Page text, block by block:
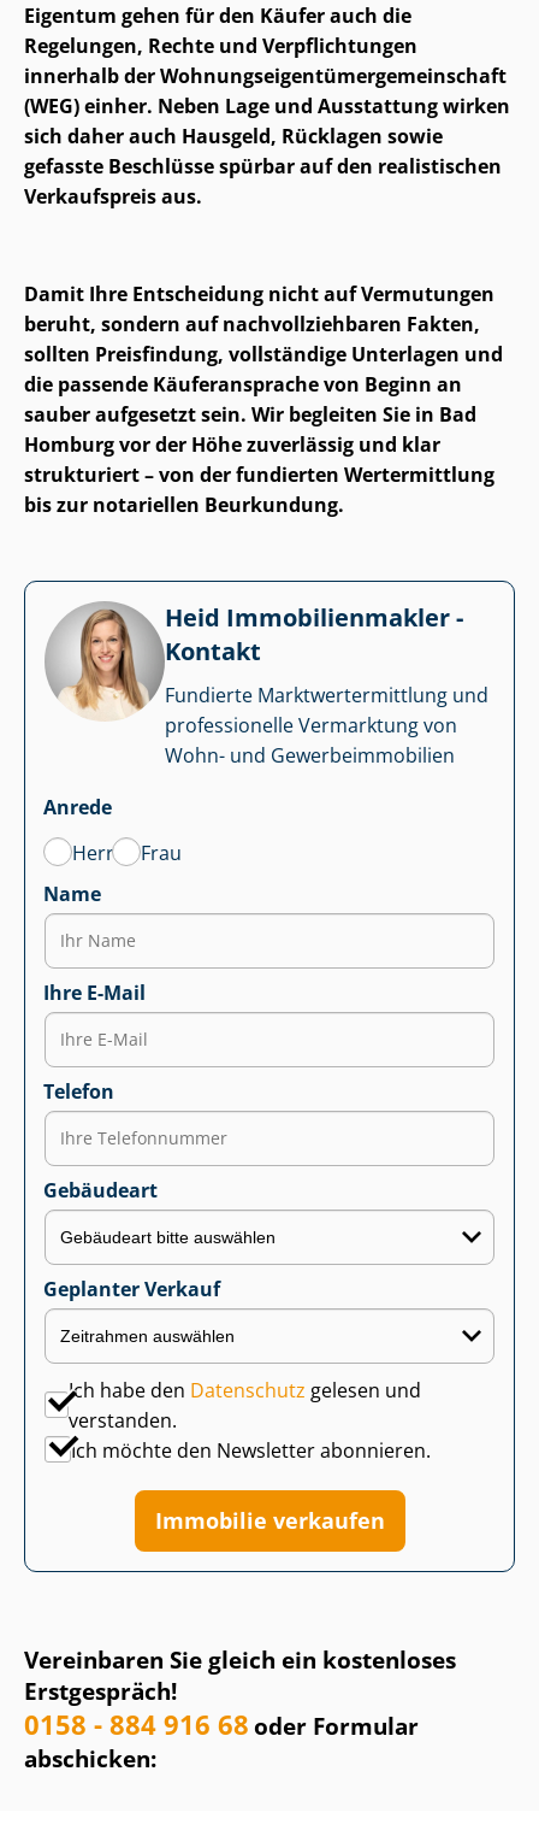
Eigentum gehen für den Käufer auch die
Regelungen, Rechte und Verpflichtungen
innerhalb der Woh­nungs­ei­gen­tü­mer­ge­mein­schaft
(WEG) einher. Neben Lage und Ausstattung wirken
sich daher auch Hausgeld, Rücklagen sowie
gefasste Beschlüsse spürbar auf den realistischen
Verkaufspreis aus.
Damit Ihre Entscheidung nicht auf Vermutungen
beruht, sondern auf nach­voll­zieh­ba­ren Fakten,
sollten Preisfindung, vollständige Unterlagen und
die passende Käuferansprache von Beginn an
sauber aufgesetzt sein. Wir begleiten Sie in Bad
Homburg vor der Höhe zuverlässig und klar
strukturiert – von der fundierten Wertermittlung
bis zur notariellen Beurkundung.
Vereinbaren Sie gleich ein kostenloses
Erstgespräch!
0158 - 884 916 68oder Formular
abschicken:
Heid Im­mo­bi­li­en­mak­ler -
Kontakt
Fundierte Markt­wert­ermitt­lung und
professionelle Vermarktung von
Wohn- und Ge­wer­be­im­mo­bi­li­en
Anrede
Herr
Frau
Name
Ihre E-Mail
Telefon
Gebäudeart
Geplanter Verkauf
Ich habe den Datenschutz gelesen und
verstanden.
Ich möchte den Newsletter abonnieren.
Immobilie verkaufen